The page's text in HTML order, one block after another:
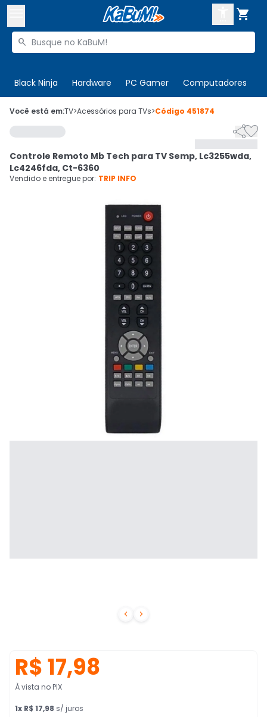

Buscar produtos

Black Ninja Hardware PC Gamer Computadores
 Olá. Acesse sua conta
 Departamentos
Cupons
Ativar tradutor em libras
CADASTRE-SE
Você está em:TV>Acessórios para TVs>Código 451874
 

Controle Remoto Mb Tech para TV Semp, Lc3255wda,
Lc4246fda, Ct-6360
Vendido e entregue por: TRIP INFO
R$ 17,98
À vista no PIX
1x R$ 17,98 s/ juros